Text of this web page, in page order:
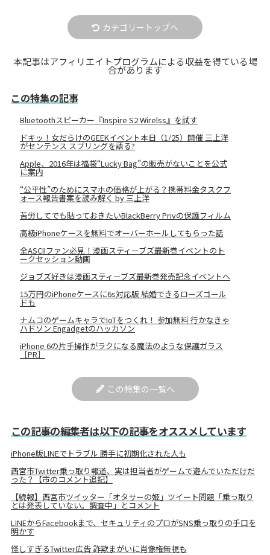
カテゴリートップへ
本記事はアフィリエイトプログラムによる収益を得ている場
合があります
この特集の記事
Bluetoothスピーカー『Inspire S2 Wirelss』を試す
ドキッ！女だらけのGEEKイベント本日（1/25）開催 三上洋
がセンテンス スプリングを語る?
Apple、2016年は福袋“Lucky Bag”の販売がないことを公式
に案内
“公平性”のためにスマホの価格が上がる？携帯料金タスクフ
ォース報告書案を読み解く by 三上洋
苦労してでも貼っておきたいBlackBerry Privの保護フィルム
高級iPhoneケースを無料でオーバーホールしてもらった話
全ASCIIファン必見！漫画スティーブズ最新巻イベントのト
ークセッション動画
ジョブズ好きは漫画スティーブズ最新巻発売記念イベントへ
15万円のiPhoneケースに6s対応版 結婚できるローズゴール
ドも
ナムコのゲームキャラでIoTをつくれ！ 参加無料 行かなきゃ
ハドソン Engadgetのハッカソン
iPhone 6の片手操作がラクになる魔法のような保護ガラス
［PR］
この特集の一覧へ
この記事の編集者は以下の記事をオススメしています
iPhone版LINEでトラブル 勝手に初期化された人も
西宮市Twitter乗っ取り報道、実は担当者がゲームで遊んでいただけだ
った？【市のコメント追記】
【続報】西宮市ツイッター「オタサーの姫」ツイート問題「乗っ取り
とは発表していない。調査中」とコメント
LINEからFacebookまで、セキュリティのプロがSNS乗っ取りの手口を
明かす
怪しすぎるTwitter広告 詐欺まがいに肖像権無視も